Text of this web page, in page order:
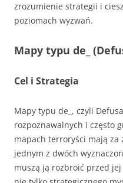
zrozumienie strategii i
poziomach wyzwań.
Mapy typu de_
Cel i Strategia
Mapy typu de_, czyli
rozpoznawalnych i często
mapach terroryści mają za
jednym z dwóch
muszą ją rozbroić przed